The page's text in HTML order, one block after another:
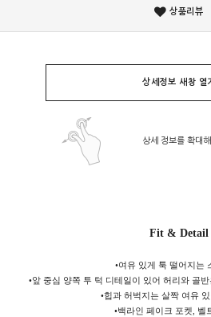
상품리뷰
상세정보 새창 열기
상세 정보를 확대
Fit & Detail
•여유 있게 툭 떨어지는
•앞 중심 양쪽 투 턱 디테일이 있어 허리와 골
•힙과 허벅지는 살짝 여유
•백라인 페이크 포켓, 벨